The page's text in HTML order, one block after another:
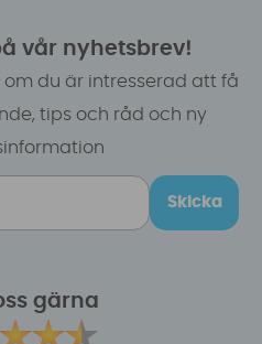
vår nyhetsbrev!
om du är intresserad att få
tips och råd och ny
Skicka
gärna